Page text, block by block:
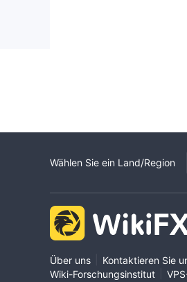
Wählen Sie ein Land/Region
Über uns Kontaktieren Sie
Wiki-Forschungsinstitut